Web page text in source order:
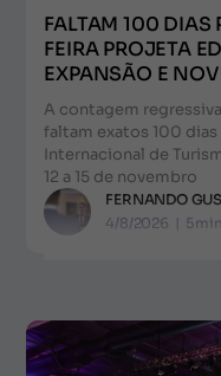
FALTAM 100 DIAS
FEIRA PROJETA
EXPANSÃO E
A contagem
faltam exatos 100 dias
Internacional de
12 a 15 de novembro
FERNANDO
4/8/2026 | 5